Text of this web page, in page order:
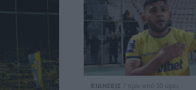
ΕΙΔΗΣΕΙΣ / πριν από 10 ώρες